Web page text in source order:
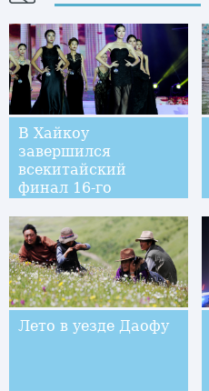
В Хайкоу
завершился
всекитайский
финал 16-го
конкурса моделей
Jinggong
International Model
Contest
Лето в уезде Даофу